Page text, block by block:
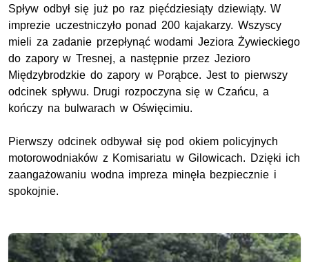
Spływ odbył się już po raz pięćdziesiąty dziewiąty. W
imprezie uczestniczyło ponad 200 kajakarzy. Wszyscy
mieli za zadanie przepłynąć wodami Jeziora Żywieckiego
do zapory w Tresnej, a następnie przez Jezioro
Międzybrodzkie do zapory w Porąbce. Jest to pierwszy
odcinek spływu. Drugi rozpoczyna się w Czańcu, a
kończy na bulwarach w Oświęcimiu.
Pierwszy odcinek odbywał się pod okiem policyjnych
motorowodniaków z Komisariatu w Gilowicach. Dzięki ich
zaangażowaniu wodna impreza minęła bezpiecznie i
spokojnie.